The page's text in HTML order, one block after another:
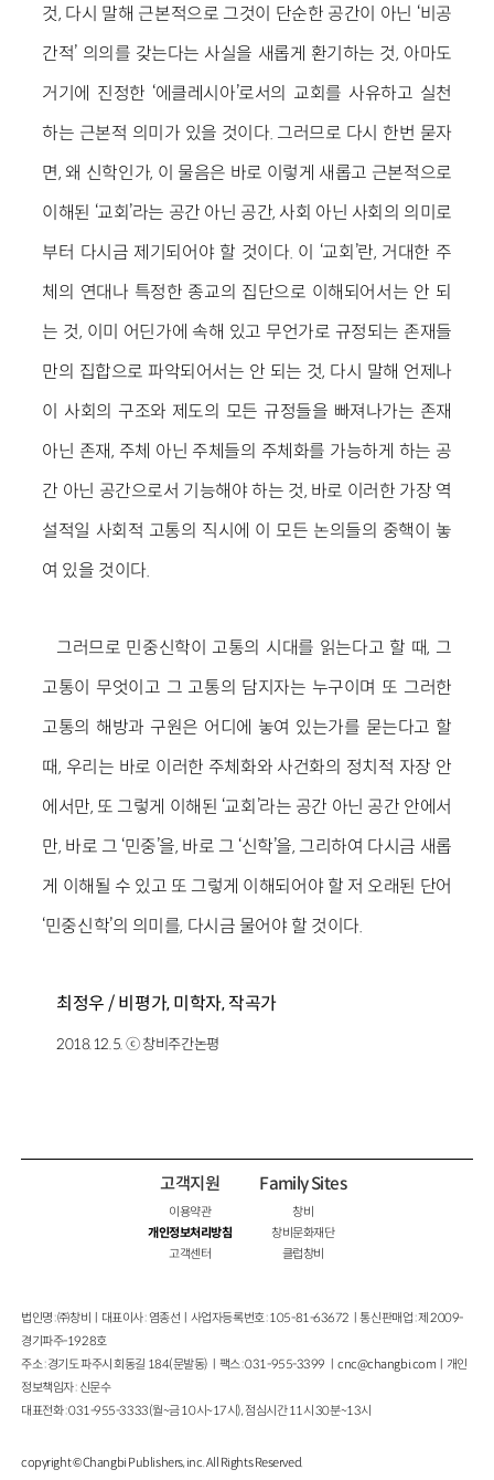
것, 다시 말해 근본적으로 그것이 단순한 공간이 아닌 ‘비공
간적’ 의의를 갖는다는 사실을 새롭게 환기하는 것, 아마도
거기에 진정한 ‘에클레시아’로서의 교회를 사유하고 실천
하는 근본적 의미가 있을 것이다. 그러므로 다시 한번 묻자
면, 왜 신학인가, 이 물음은 바로 이렇게 새롭고 근본적으로
이해된 ‘교회’라는 공간 아닌 공간, 사회 아닌 사회의 의미로
부터 다시금 제기되어야 할 것이다. 이 ‘교회’란, 거대한 주
체의 연대나 특정한 종교의 집단으로 이해되어서는 안 되
는 것, 이미 어딘가에 속해 있고 무언가로 규정되는 존재들
만의 집합으로 파악되어서는 안 되는 것, 다시 말해 언제나
이 사회의 구조와 제도의 모든 규정들을 빠져나가는 존재
아닌 존재, 주체 아닌 주체들의 주체화를 가능하게 하는 공
간 아닌 공간으로서 기능해야 하는 것, 바로 이러한 가장 역
설적일 사회적 고통의 직시에 이 모든 논의들의 중핵이 놓
여 있을 것이다.
그러므로 민중신학이 고통의 시대를 읽는다고 할 때, 그
고통이 무엇이고 그 고통의 담지자는 누구이며 또 그러한
고통의 해방과 구원은 어디에 놓여 있는가를 묻는다고 할
때, 우리는 바로 이러한 주체화와 사건화의 정치적 자장 안
에서만, 또 그렇게 이해된 ‘교회’라는 공간 아닌 공간 안에서
만, 바로 그 ‘민중’을, 바로 그 ‘신학’을, 그리하여 다시금 새롭
게 이해될 수 있고 또 그렇게 이해되어야 할 저 오래된 단어
‘민중신학’의 의미를, 다시금 물어야 할 것이다.
최정우 / 비평가, 미학자, 작곡가
2018.12.5. ⓒ 창비주간논평
고객지원
이용약관
개인정보처리방침
고객센터
Family Sites
창비
창비문화재단
클럽창비
법인명 : ㈜창비ㅣ대표이사 : 염종선ㅣ사업자등록번호 : 105-81-63672ㅣ통신판매업 : 제 2009-
경기파주-1928호
주소 : 경기도 파주시 회동길 184(문발동)ㅣ팩스 : 031-955-3399 ㅣcnc@changbi.com ㅣ개인
정보책임자 : 신문수
대표전화 : 031-955-3333(월~금 10시~17시), 점심시간 11시 30분~13시
copyright © Changbi Publishers, inc. All Rights Reserved.